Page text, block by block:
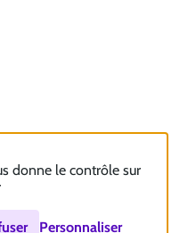
donne le contrôle sur
Personnaliser